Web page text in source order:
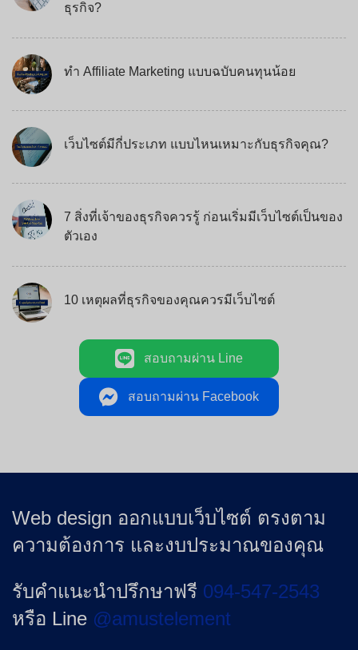
ธุรกิจ?
ทำ Affiliate Marketing แบบฉบับคนทุนน้อย
เว็บไซต์มีกี่ประเภท แบบไหนเหมาะกับธุรกิจคุณ?
7 สิ่งที่เจ้าของธุรกิจควรรู้ ก่อนเริ่มมีเว็บไซต์เป็นของ
ตัวเอง
10 เหตุผลที่ธุรกิจของคุณควรมีเว็บไซต์
สอบถามผ่าน Line
สอบถามผ่าน Facebook
Web design ออกแบบเว็บไซต์ ตรงตาม
ความต้องการ และงบประมาณของคุณ
รับคำแนะนำปรึกษาฟรี 094-547-2543
หรือ Line @amustelement